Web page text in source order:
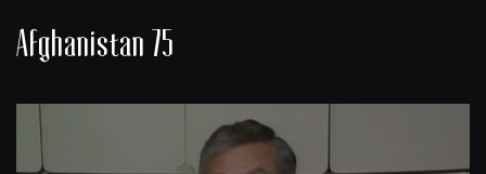
Afghanistan 75